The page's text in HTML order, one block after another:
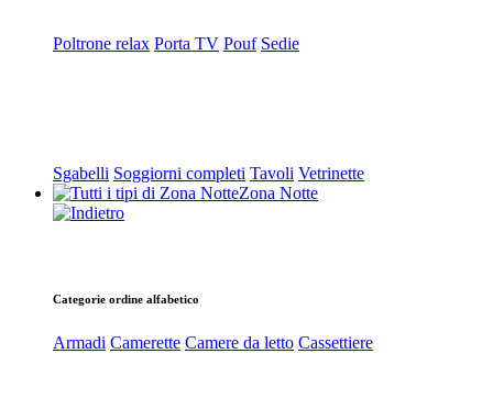
Poltrone relax Porta TV Pouf Sedie
Sgabelli Soggiorni completi Tavoli Vetrinette
Zona Notte
Categorie ordine alfabetico
Armadi Camerette Camere da letto Cassettiere